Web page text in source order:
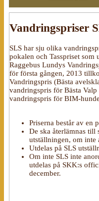
Vandringspriser
SLS har sju olika
pokalen och Tasspriset som
Raggebus Lundys
för första gången, 2013
Vandringspris (Bästa
vandringspris för Bästa
vandringspris för BIM-
Priserna består av en
De ska återlämnas till
utställningen, om inte
Utdelas på SLS
Om inte SLS inte
utdelas på SKK:s
december.